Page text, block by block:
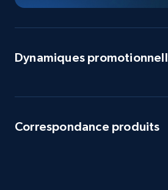
eBay - Collect products from
Seller reviews, Breadcrumbs,
Dynamiques
Correspondance produits